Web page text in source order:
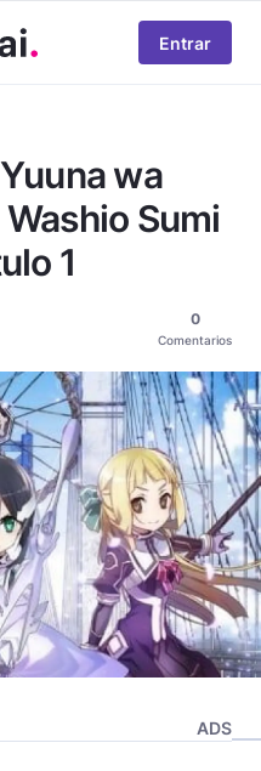
Entrar
wa
Sumi
1
0
Comentarios
ADS